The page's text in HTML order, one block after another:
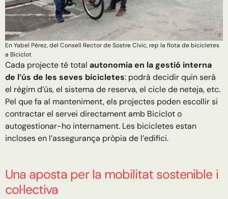
En Yabel Pérez, del Consell Rector de Sostre Cívic, rep la flota de bicicletes
a Biciclot
Cada projecte té total autonomia en la gestió interna
de l’ús de les seves bicicletes: podrà decidir quin serà
el règim d’ús, el sistema de reserva, el cicle de neteja, etc.
Pel que fa al manteniment, els projectes poden escollir si
contractar el servei directament amb Biciclot o
autogestionar-ho internament. Les bicicletes estan
incloses en l’assegurança pròpia de l’edifici.
Una aposta per la mobilitat sostenible i
col·lectiva